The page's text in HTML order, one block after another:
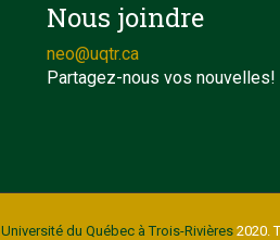
Nous joindre
neo@uqtr.ca
Partagez-nous vos nouvelles!
Université du Québec à Trois-Rivières2020.